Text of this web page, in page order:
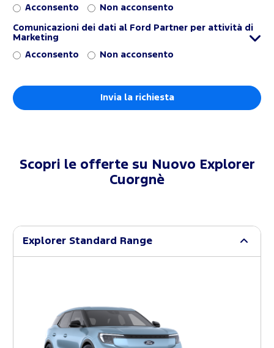
Acconsento Non acconsento
Comunicazioni dei dati al Ford Partner per attività di
Marketing
Acconsento Non acconsento
Scopri le offerte su
Nuovo Explorer
Cuorgnè
Explorer Standard Range